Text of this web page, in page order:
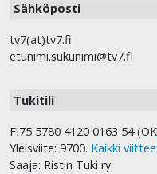
Sähköposti
tv7(at)tv7.fi
etunimi.sukunimi@tv7.fi
Tukitili
FI75 5780 4120 0163 54
Yleisviite: 9700. Kaikki
Saaja: Ristin Tuki ry